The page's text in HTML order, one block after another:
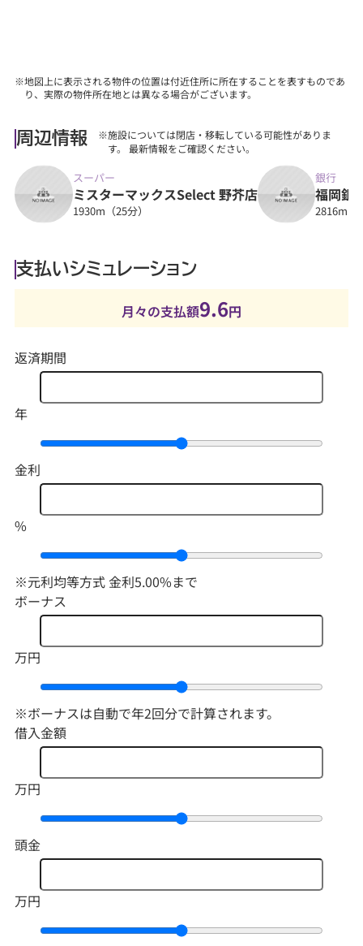
※地図上に表示される物件の位置は付近住所に所在することを表すものであ
り、実際の物件所在地とは異なる場合がございます。
周辺情報
※施設については閉店・移転している可能性がありま
す。 最新情報をご確認ください。
スーパー
ミスターマックスSelect 野芥店
1930m（25分）
銀行
福岡銀
2816m（
支払いシミュレーション
月々の支払額9.6円
返済期間
年
金利
%
※元利均等方式 金利5.00%まで
ボーナス
万円
※ボーナスは自動で年2回分で計算されます。
借入金額
万円
頭金
万円